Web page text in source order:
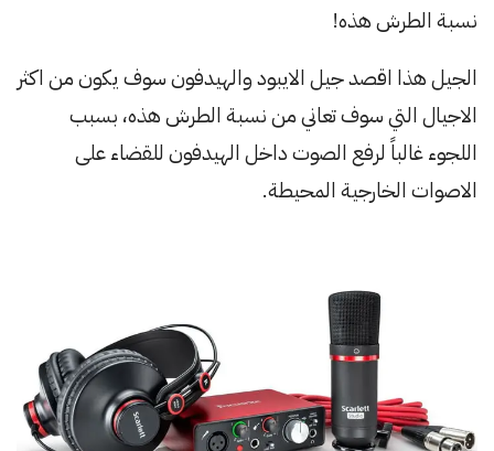
نسبة الطرش هذه!
الجيل هذا اقصد جيل الايبود والهيدفون سوف يكون من اكثر
الاجيال التي سوف تعاني من نسبة الطرش هذه، بسبب
اللجوء غالباً لرفع الصوت داخل الهيدفون للقضاء على
الاصوات الخارجية المحيطة.